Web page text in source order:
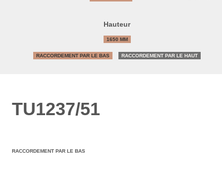
Hauteur
1650 MM
RACCORDEMENT PAR LE BAS RACCORDEMENT PAR LE HAUT
TU1237/51
RACCORDEMENT PAR LE BAS